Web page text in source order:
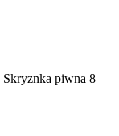
Skryznka piwna 8